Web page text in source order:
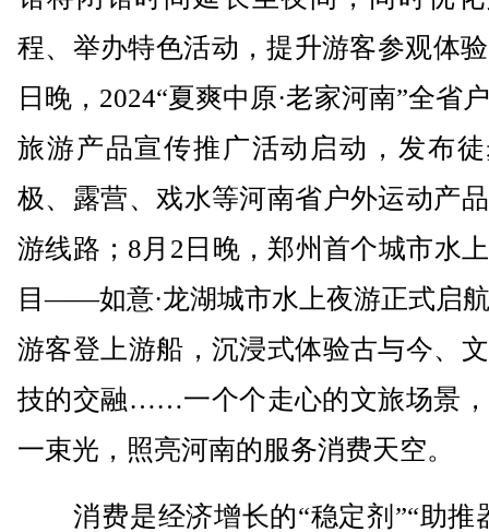
程、举办特色活动，提升游客参观体
日晚，2024“夏爽中原·老家河南”全省
旅游产品宣传推广活动启动，发布
极、露营、戏水等河南省户外运动产
游线路；8月2日晚，郑州首个城市水
目——如意·龙湖城市水上夜游正式启
游客登上游船，沉浸式体验古与今、
技的交融……一个个走心的文旅场景
一束光，照亮河南的服务消费天空。
消费是经济增长的“稳定剂”“助推